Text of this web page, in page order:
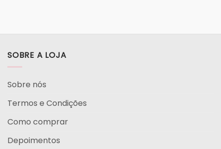
SOBRE A LOJA
Sobre nós
Termos e Condições
Como comprar
Depoimentos